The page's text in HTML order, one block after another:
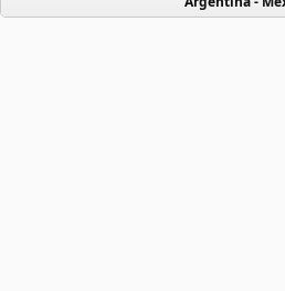
Far East Family
Baladas En Ingles